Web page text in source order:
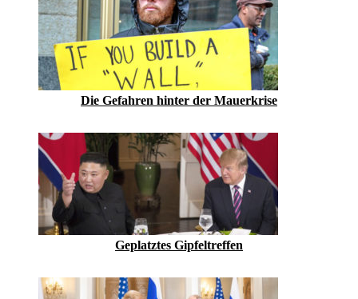
Die Gefahren hinter der Mauerkrise
Geplatztes Gipfeltreffen